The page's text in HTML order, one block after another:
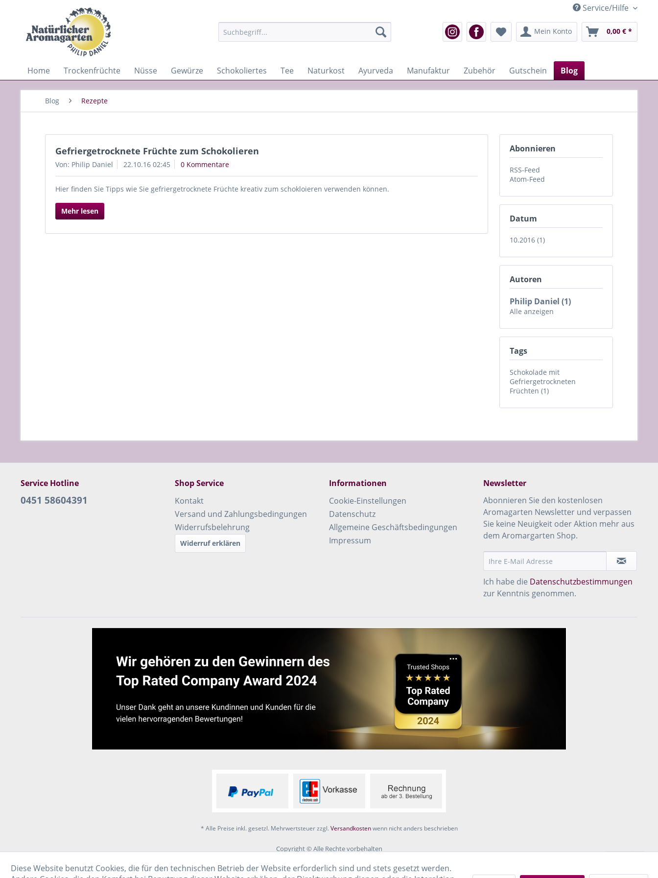
Service/Hilfe
Mein Konto 0,00 € *
Home Trockenfrüchte Nüsse Gewürze Schokoliertes Tee Naturkost Ayurveda Manufaktur Zubehör Gutschein Blog
Blog Rezepte
Abonnieren
RSS-Feed
Atom-Feed
Datum
10.2016 (1)
Autoren
Philip Daniel (1)
Alle anzeigen
Tags
Schokolade mit
Gefriergetrockneten
Früchten (1)
Gefriergetrocknete Früchte zum Schokolieren
Von: Philip Daniel 22.10.16 02:45 0 Kommentare
Hier finden Sie Tipps wie Sie gefriergetrocknete Früchte kreativ zum schokloieren verwenden können.
Mehr lesen
Service Hotline
0451 58604391
Shop Service
Kontakt
Versand und Zahlungsbedingungen
Widerrufsbelehrung
Widerruf erklären
Informationen
Cookie-Einstellungen
Datenschutz
Allgemeine Geschäftsbedingungen
Impressum
Newsletter
Abonnieren Sie den kostenlosen
Aromagarten Newsletter und verpassen
Sie keine Neuigkeit oder Aktion mehr aus
dem Aromargarten Shop.
Ich habe die Datenschutzbestimmungen
zur Kenntnis genommen.
* Alle Preise inkl. gesetzl. Mehrwertsteuer zzgl.Versandkostenwenn nicht anders beschrieben
Copyright © Alle Rechte vorbehalten
Diese Website benutzt Cookies, die für den technischen Betrieb der Website erforderlich sind und stets gesetzt werden.